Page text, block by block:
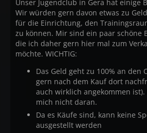
Unser Jugendclub in Gera hat einige
Wir würden gern davon etwas zu
für die Einrichtung, den
zu können. Mir sind ein paar schöne
die ich daher gern hier mal zum
möchte. WICHTIG:
Das Geld geht zu 100% an den
gern nach dem Kauf dort
auch wirklich angekommen
mich nicht daran.
Da es Käufe sind, kann keine
ausgestellt werden